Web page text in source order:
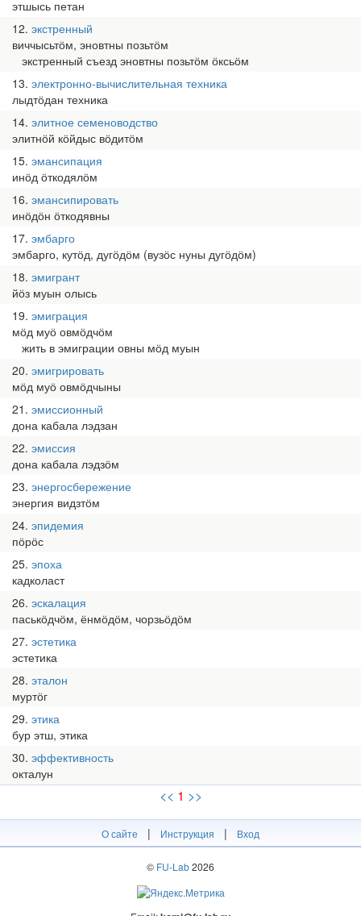
этшысь петан
12 экстренный
виччысьтӧм, эновтны позьтӧм
экстренный съезд эновтны позьтӧм ӧксьӧм
13 электронно-вычислительная техника
лыдтӧдан техника
14 элитное семеноводство
элитнӧй кӧйдыс вӧдитӧм
15 эмансипация
инӧд ӧткодялӧм
16 эмансипировать
инӧдӧн ӧткодявны
17 эмбарго
эмбарго, кутӧд, дугӧдӧм (вузӧс нуны дугӧдӧм)
18 эмигрант
йӧз муын олысь
19 эмиграция
мӧд муӧ овмӧдчӧм
жить в эмиграции овны мӧд муын
20 эмигрировать
мӧд муӧ овмӧдчыны
21 эмиссионный
дона кабала лэдзан
22 эмиссия
дона кабала лэдзӧм
23 энергосбережение
энергия видзтӧм
24 эпидемия
пӧрӧс
25 эпоха
кадколаст
26 эскалация
паськӧдчӧм, ёнмӧдӧм, чорзьӧдӧм
27 эстетика
эстетика
28 эталон
муртӧг
29 этика
бур этш, этика
30 эффективность
окталун
<< 1 >>
О сайте | Инструкция | Вход
© FU-Lab2026